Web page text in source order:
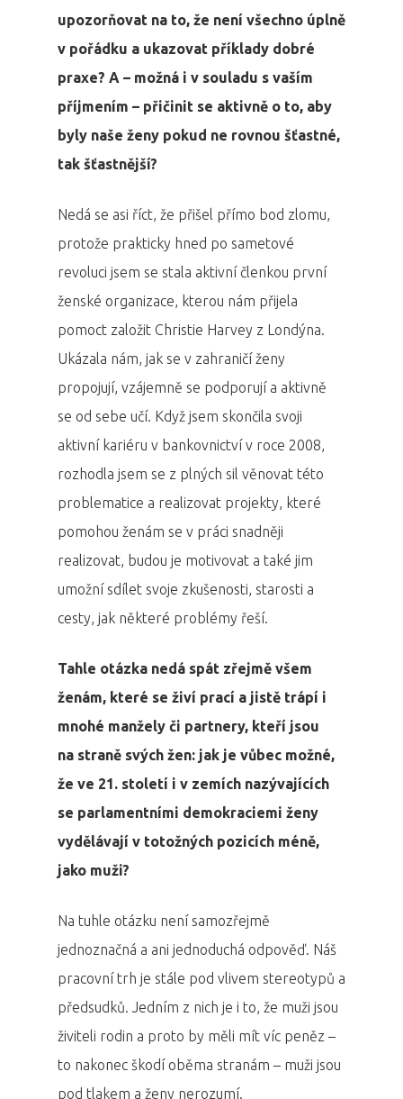
upozorňovat na to, že není všechno úplně
v pořádku a ukazovat příklady dobré
praxe? A – možná i v souladu s vaším
příjmením – přičinit se aktivně o to, aby
byly naše ženy pokud ne rovnou šťastné,
tak šťastnější?
Nedá se asi říct, že přišel přímo bod zlomu,
protože prakticky hned po sametové
revoluci jsem se stala aktivní členkou první
ženské organizace, kterou nám přijela
pomoct založit Christie Harvey z Londýna.
Ukázala nám, jak se v zahraničí ženy
propojují, vzájemně se podporují a aktivně
se od sebe učí. Když jsem skončila svoji
aktivní kariéru v bankovnictví v roce 2008,
rozhodla jsem se z plných sil věnovat této
problematice a realizovat projekty, které
pomohou ženám se v práci snadněji
realizovat, budou je motivovat a také jim
umožní sdílet svoje zkušenosti, starosti a
cesty, jak některé problémy řeší.
Tahle otázka nedá spát zřejmě všem
ženám, které se živí prací a jistě trápí i
mnohé manžely či partnery, kteří jsou
na straně svých žen: jak je vůbec možné,
že ve 21. století i v zemích nazývajících
se parlamentními demokraciemi ženy
vydělávají v totožných pozicích méně,
jako muži?
Na tuhle otázku není samozřejmě
jednoznačná a ani jednoduchá odpověď. Náš
pracovní trh je stále pod vlivem stereotypů a
předsudků. Jedním z nich je i to, že muži jsou
živiteli rodin a proto by měli mít víc peněz –
to nakonec škodí oběma stranám – muži jsou
pod tlakem a ženy nerozumí.